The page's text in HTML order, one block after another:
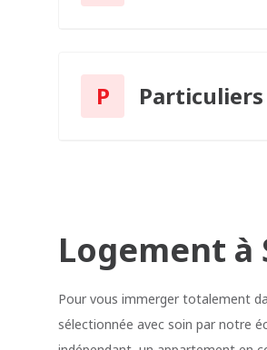
P Particuliers
Logement à
Pour vous immerger totalement
sélectionnée avec soin par notre